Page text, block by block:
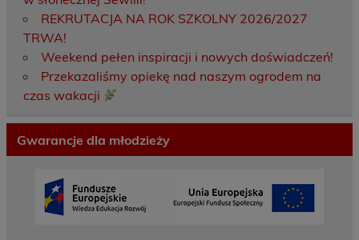
REKRUTACJA NA ROK SZKOLNY 2026/2027
TRWA!
Weekend pełen inspiracji i nowych doświadczeń!
Przekazaliśmy opiekę nad naszym ogrodem na
czas wakacji
Gwarancje dla młodzieży